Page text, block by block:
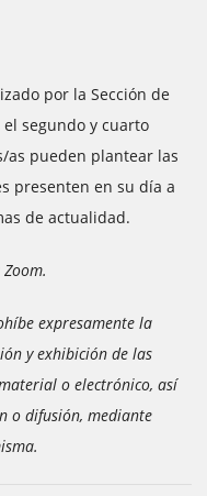
por la Sección de
el segundo y cuarto
as pueden plantear las
presenten en su día a
de actualidad.
expresamente la
y exhibición de las
o electrónico, así
o difusión, mediante